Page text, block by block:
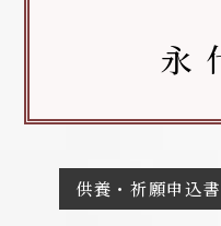
永
供養・祈願申込